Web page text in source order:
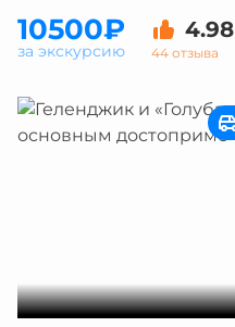
10500₽ 4.98
44 отзыва
за экскурсию